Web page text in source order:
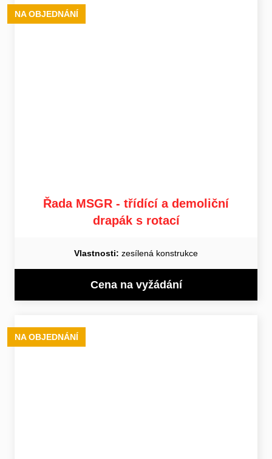
NA OBJEDNÁNÍ
Řada MSGR - třídící a demoliční
drapák s rotací
Vlastnosti: zesílená konstrukce
Cena na vyžádání
NA OBJEDNÁNÍ